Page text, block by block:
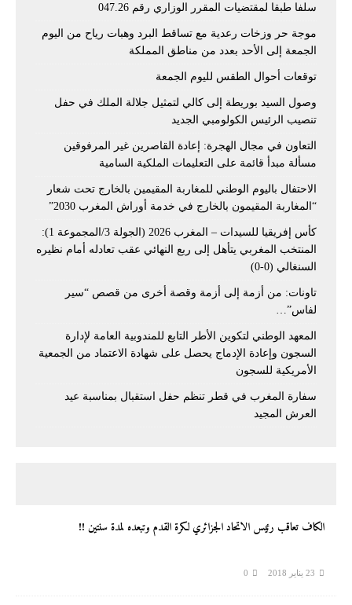
سلفا طبقا لمقتضیات المقرر الوزاري رقم 047.26
موجة حر وزخات رعدية مع تساقط البرد وهبات رياح من اليوم
الجمعة إلى الأحد بعدد من مناطق المملكة
توقعات أحوال الطقس لليوم الجمعة
وصول السيد بوريطة إلى كالي لتمثيل جلالة الملك في حفل
تنصيب الرئيس الكولومبي الجديد
التعاون في مجال الهجرة: إعادة القاصرين غير المرفوقين
مسألة مبدأ قائمة على التعليمات الملكية السامية
الاحتفال باليوم الوطني للمغاربة المقيمين بالخارج تحت شعار
“المغاربة المقيمون بالخارج في خدمة أوراش المغرب 2030”
كأس إفريقيا للسيدات – المغرب 2026 (الجولة 3/المجموعة 1):
المنتخب المغربي يتأهل إلى ربع النهائي عقب تعادله أمام نظيره
السنغالي (0-0)
تاونات: من أزمة إلى أزمة وقصة أخرى من قصص “سير
لفاس”…
المعهد الوطني لتكوين الأطر التابع للمندوبية العامة لإدارة
السجون وإعادة الإدماج يحصل على شهادة الاعتماد من الجمعية
الأمريكية للسجون
سفارة المغرب في قطر تنظم حفل استقبال بمناسبة عيد
العرش المجيد
الكاف تعاقب رئيس الاتحاد الجزائري لكرة القدم وتبعده لمدة سنتين !!
23 يناير 2018 0